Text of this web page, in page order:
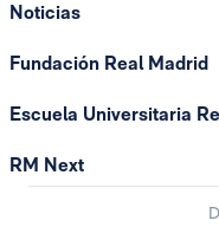
Noticias
Fundación Real Madrid
Escuela Universitaria
RM Next